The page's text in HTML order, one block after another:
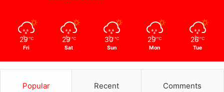
29 ℃
Fri
29 ℃
Sat
30 ℃
Sun
29 ℃
Mon
26 ℃
Tue
Popular Recent Comments